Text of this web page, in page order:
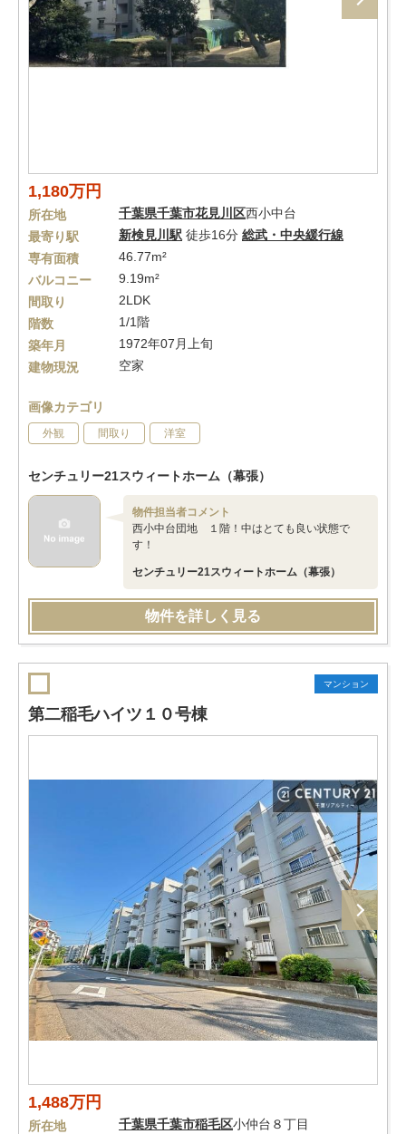
1,180万円
所在地 千葉県千葉市花見川区西小中台
最寄り駅
新検見川駅 徒歩16分 総武・中央緩行線
専有面積
46.77m²
バルコニー
9.19m²
間取り
2LDK
階数
1/1階
築年月
1972年07月上旬
建物現況
空家
画像カテゴリ
外観 間取り 洋室
センチュリー21スウィートホーム（幕張）
物件担当者コメント
西小中台団地 １階！中はとても良い状態で
す！
センチュリー21スウィートホーム（幕張）
物件を詳しく見る
マンション
第二稲毛ハイツ１０号棟
1,488万円
所在地 千葉県千葉市稲毛区小仲台８丁目